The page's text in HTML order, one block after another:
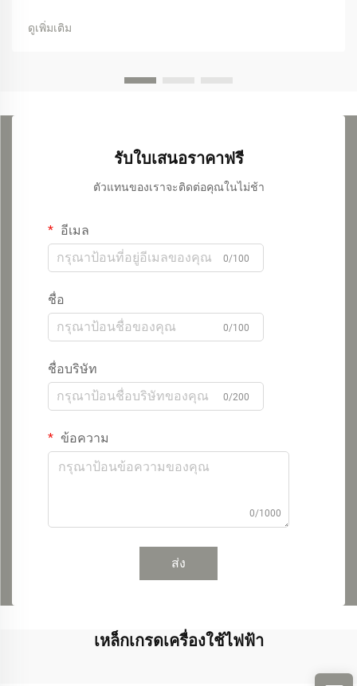
ดูเพิ่มเติม
รับใบเสนอราคาฟรี
ตัวแทนของเราจะติดต่อคุณในไม่ช้า
อีเมล
0/100
ชื่อ
0/100
ชื่อบริษัท
0/200
ข้อความ
0/1000
ส่ง
เหล็กเกรดเครื่องใช้ไฟฟ้า